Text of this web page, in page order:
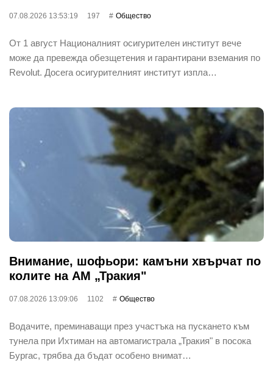
07.08.2026 13:53:19 197 Общество
От 1 август Националният осигурителен институт вече
може да превежда обезщетения и гарантирани вземания по
Revolut. Досега осигурителният институт изпла…
Внимание, шофьори: камъни хвърчат по
колите на АМ „Тракия"
07.08.2026 13:09:06 1102 Общество
Водачите, преминаващи през участъка на пускането към
тунела при Ихтиман на автомагистрала „Тракия" в посока
Бургас, трябва да бъдат особено внимат…